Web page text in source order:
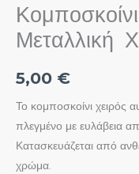
Μεταλλική
5,00 €
Το κομποσκοίνι χειρός
πλεγμένο με ευλάβεια
Κατασκευάζεται από
χρώμα.